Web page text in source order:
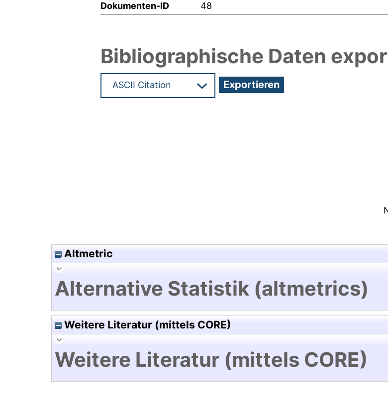
Dokumenten-ID 48
Bibliographische Daten
Altmetric
Alternative Statistik (altmetrics)
Weitere Literatur (mittels CORE)
Weitere Literatur (mittels CORE)